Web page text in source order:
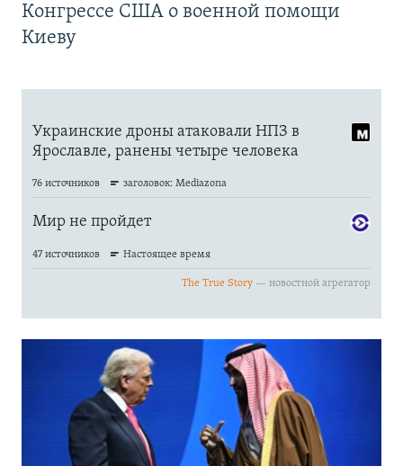
Конгрессе США о военной помощи
Киеву